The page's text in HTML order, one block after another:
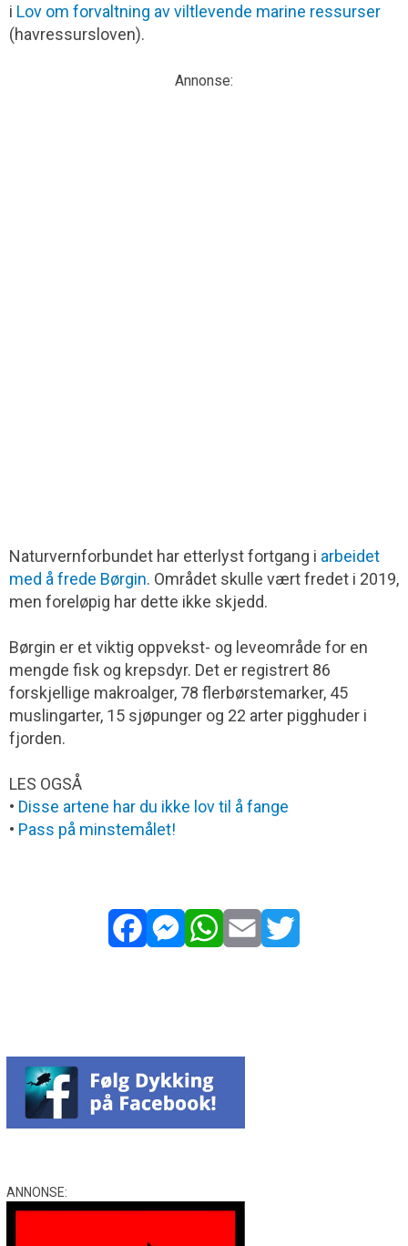
i Lov om forvaltning av viltlevende marine ressurser
(havressursloven).
Annonse:
Naturvernforbundet har etterlyst fortgang i arbeidet
med å frede Børgin. Området skulle vært fredet i 2019,
men foreløpig har dette ikke skjedd.
Børgin er et viktig oppvekst- og leveområde for en
mengde fisk og krepsdyr. Det er registrert 86
forskjellige makroalger, 78 flerbørstemarker, 45
muslingarter, 15 sjøpunger og 22 arter pigghuder i
fjorden.
LES OGSÅ
• Disse artene har du ikke lov til å fange
• Pass på minstemålet!
ANNONSE: